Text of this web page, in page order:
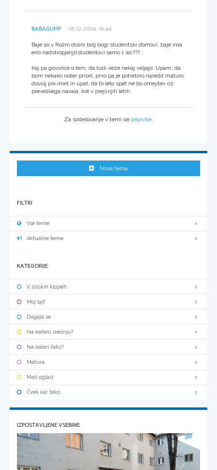
BABAGUMP 05.12.2004, 16:44
Baje so v Rožni dolini bolj bogi studentski domovi, baje ima
eno nadstropje(50studentov) samo 1 wc???
Kaj pa govorice o tem, da tudi veze nekaj veljajo. Upam, da
bom nekako noter prišel, prvo pa je potrebno naredit maturo,
dovolj pik imet in upat, da to leto spet ne bo omejitev oz.
prevelikega navala, kot v prejšnjih letih
Za sodelovanje v temi se prijavite
Nova tema
FILTRI
Vse teme
Aktualne teme
KATEGORIJE
V šolskih klopeh
Moj lajf
Dogaja se
Na katero srednjo?
Na kateri faks?
Matura
Mali oglasi
Čvek kar tako
IZPOSTAVLJENE VSEBINE